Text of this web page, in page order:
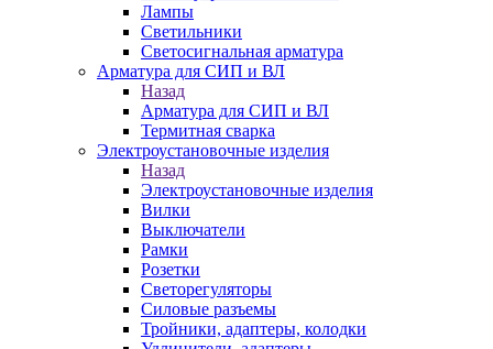
Лампы
Светильники
Светосигнальная арматура
Арматура для СИП и ВЛ
Назад
Арматура для СИП и ВЛ
Термитная сварка
Электроустановочные изделия
Назад
Электроустановочные изделия
Вилки
Выключатели
Рамки
Розетки
Светорегуляторы
Силовые разъемы
Тройники, адаптеры, колодки